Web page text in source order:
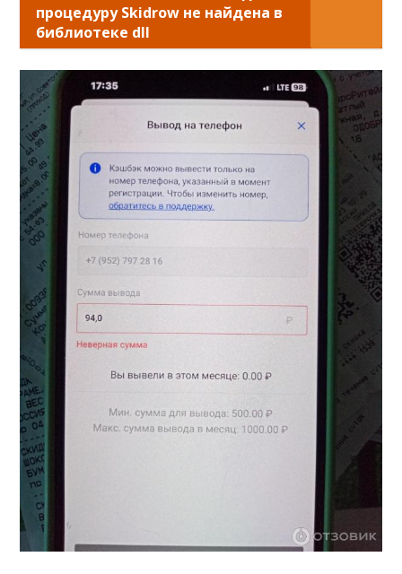
процедуру Skidrow не найдена в
библиотеке dll